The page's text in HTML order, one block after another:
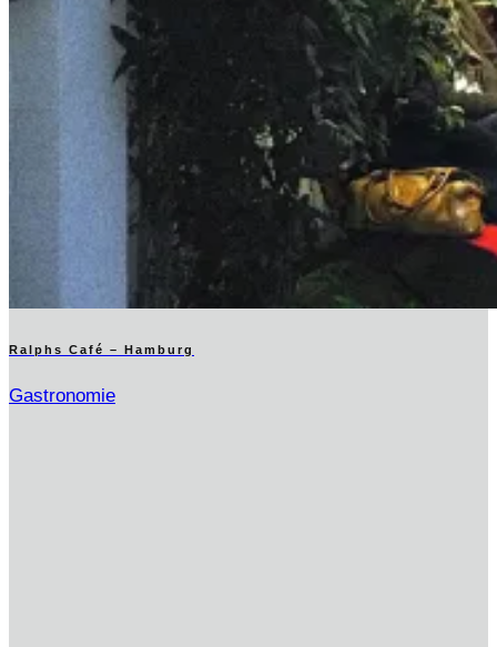
Ralphs Café – Hamburg
Gastronomie